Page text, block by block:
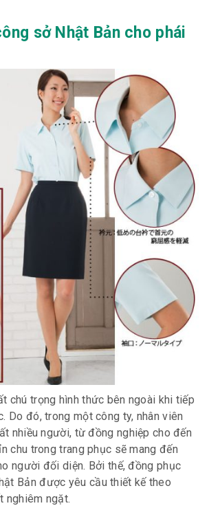
sở Nhật Bản cho phái
chú trọng hình thức bên ngoài khi tiếp
Do đó, trong một công ty, nhân viên
nhiều người, từ đồng nghiệp cho đến
chu trong trang phục sẽ mang đến
người đối diện. Bởi thế, đồng phục
Bản được yêu cầu thiết kế theo
nghiêm ngặt.